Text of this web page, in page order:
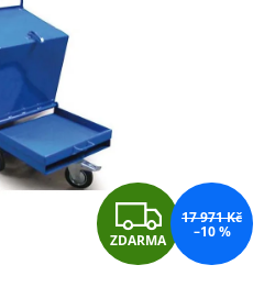
Z
D
ZDARMA
17 971 Kč
–10 %